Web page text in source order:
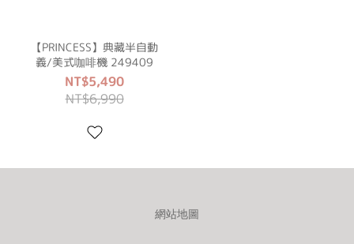
【PRINCESS】典藏半自動
義/美式咖啡機 249409
NT$5,490
NT$6,990
網站地圖